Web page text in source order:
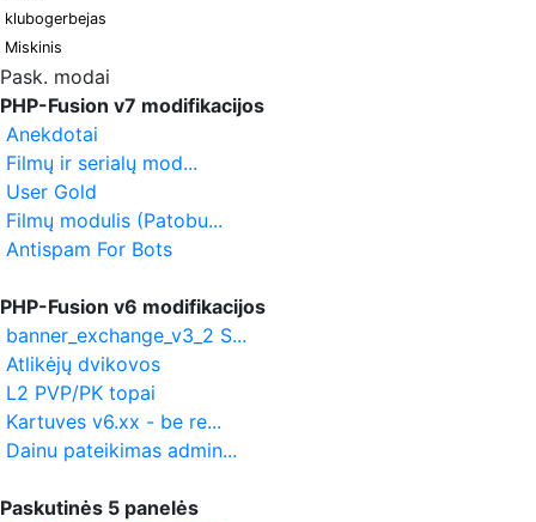
klubogerbejas
Miskinis
Pask. modai
PHP-Fusion v7 modifikacijos
Anekdotai
Filmų ir serialų mod...
User Gold
Filmų modulis (Patobu...
Antispam For Bots
PHP-Fusion v6 modifikacijos
banner_exchange_v3_2 S...
Atlikėjų dvikovos
L2 PVP/PK topai
Kartuves v6.xx - be re...
Dainu pateikimas admin...
Paskutinės 5 panelės